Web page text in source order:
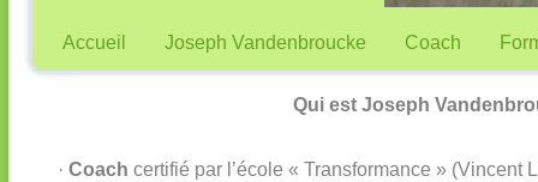
Accueil Joseph Vandenbroucke Coach
Qui est Joseph
· Coach certifié par l’école « Transformance » (Vincent